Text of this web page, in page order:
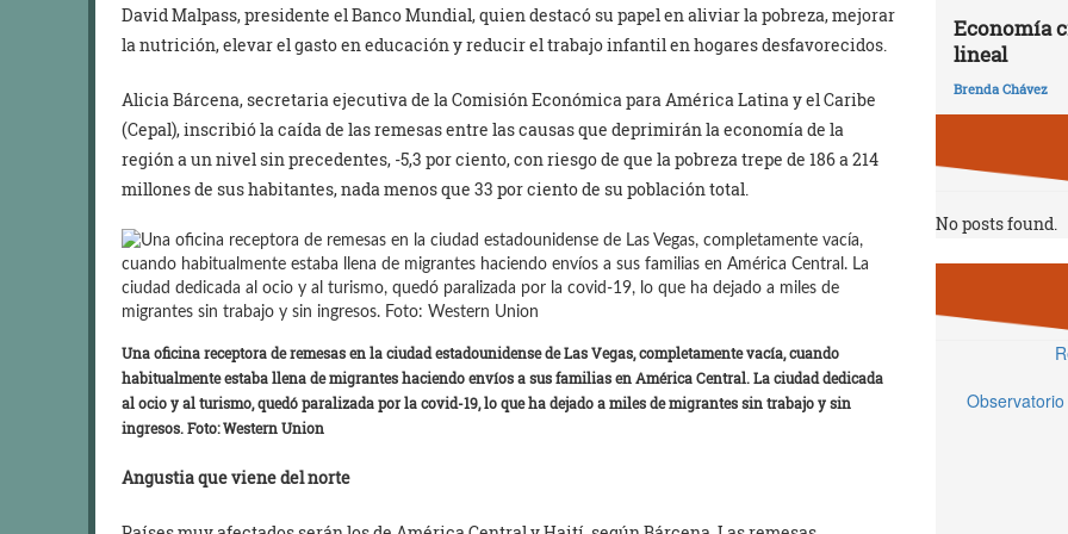
David Malpass, presidente el Banco Mundial, quien destacó su papel en aliviar la pobreza, mejorar
la nutrición, elevar el gasto en educación y reducir el trabajo infantil en hogares desfavorecidos.
Alicia Bárcena, secretaria ejecutiva de la Comisión Económica para América Latina y el Caribe
(Cepal), inscribió la caída de las remesas entre las causas que deprimirán la economía de la
región a un nivel sin precedentes, -5,3 por ciento, con riesgo de que la pobreza trepe de 186 a 214
millones de sus habitantes, nada menos que 33 por ciento de su población total.
Una oficina receptora de remesas en la ciudad estadounidense de Las Vegas, completamente vacía, cuando
habitualmente estaba llena de migrantes haciendo envíos a sus familias en América Central. La ciudad dedicada
al ocio y al turismo, quedó paralizada por la covid-19, lo que ha dejado a miles de migrantes sin trabajo y sin
ingresos. Foto: Western Union
Angustia que viene del norte
Economía
lineal
Brenda Chávez
No posts found.